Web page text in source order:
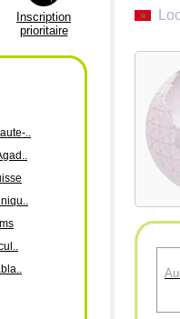
Inscription
prioritaire
..